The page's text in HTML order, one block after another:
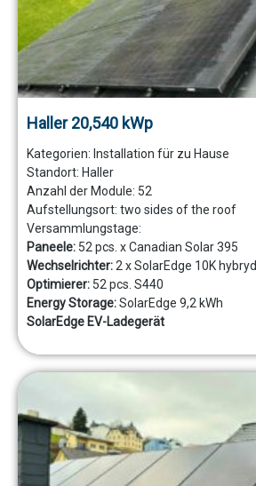
Haller 20,540 kWp
Kategorien: Installation für zu Hause
Standort: Haller
Anzahl der Module: 52
Aufstellungsort: two sides of the roof
Versammlungstage:
Paneele: 52 pcs. x Canadian Solar 395
Wechselrichter:2 x SolarEdge 10K hybryd
Optimierer: 52 pcs. S440
Energy Storage:SolarEdge 9,2 kWh
SolarEdge EV-Ladegerät